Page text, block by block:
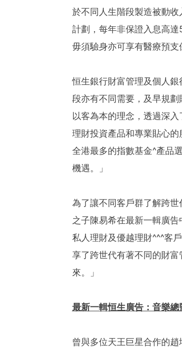
於不同人生階段製造被動
計劃，每年非保證入息高
毋須驗身亦可享有醫療預支
恒生銀行財富管理及個人
段亦有不同需要，及早規
以客為本的理念，透過深
理財投資產品和專業貼心
全港最多的指數基金^產品
機遇。」
為了讓不同客戶群了解跨
之子陳易希在最新一輯廣
私人理財及優越理財^^^客
享了跨世代有著不同的財
來。」
最新一輯恒生廣告：音樂總
曾與多位天王巨星合作的